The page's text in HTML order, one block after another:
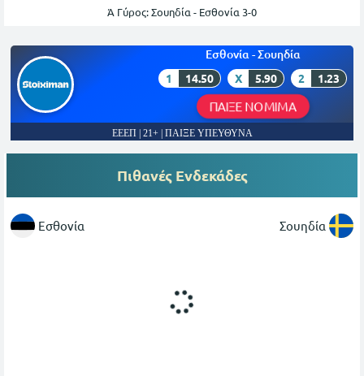
Ά Γύρος: Σουηδία - Εσθονία 3-0
Εσθονία - Σουηδία
1 14.50 X 5.90 2 1.23
ΠΑΙΞΕ ΝΟΜΙΜΑ
ΕΕΕΠ | 21+ | ΠΑΙΞΕ ΥΠΕΥΘΥΝΑ
Πιθανές Ενδεκάδες
Εσθονία Σουηδία